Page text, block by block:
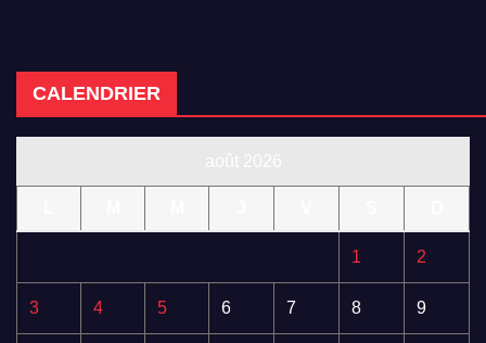
CALENDRIER
1 2
3 4 5 6 7 8 9